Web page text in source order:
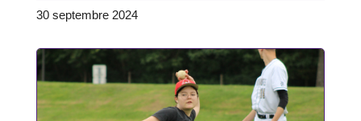
30 septembre 2024